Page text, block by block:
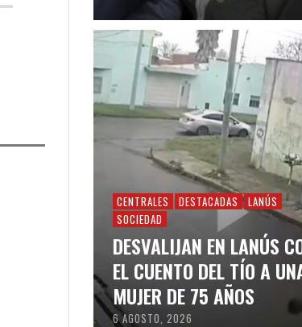
CENTRALES DESTACADAS
LANÚS
SOCIEDAD
DESVALIJAN EN LANÚS
EL CUENTO DEL TÍO A
MUJER DE 75 AÑOS
6 AGOSTO, 2026